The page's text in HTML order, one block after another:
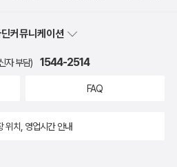
커뮤니케이션
자 부담) 1544-2514
FAQ
위치, 영업시간 안내